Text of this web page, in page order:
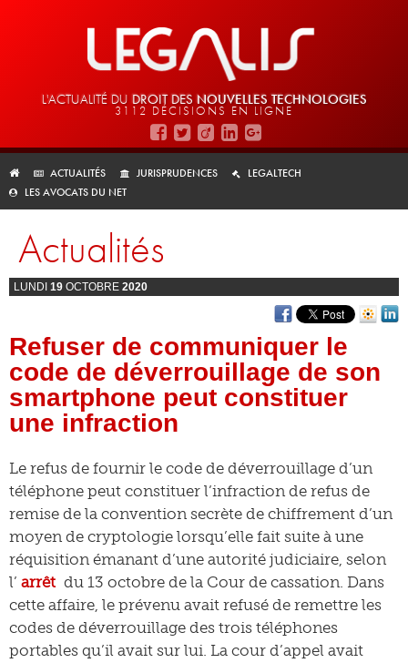
L'ACTUALITÉ DU DROIT DES NOUVELLES TECHNOLOGIES
3112 DÉCISIONS EN LIGNE
ACTUALITÉS JURISPRUDENCES
LEGALTECH
LES AVOCATS DU NET
Actualités
LUNDI 19 OCTOBRE 2020
Refuser de communiquer le
code de déverrouillage de son
smartphone peut constituer
une infraction
Le refus de fournir le code de déverrouillage d’un
téléphone peut constituer l’infraction de refus de
remise de la convention secrète de chiffrement d’un
moyen de cryptologie lorsqu’elle fait suite à une
réquisition émanant d’une autorité judiciaire, selon
l’ arrêt du 13 octobre de la Cour de cassation. Dans
cette affaire, le prévenu avait refusé de remettre les
codes de déverrouillage des trois téléphones
portables qu’il avait sur lui. La cour d’appel avait